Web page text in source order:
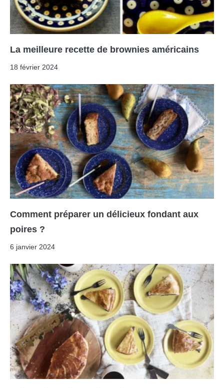
La meilleure recette de brownies américains
18 février 2024
Comment préparer un délicieux fondant aux
poires ?
6 janvier 2024